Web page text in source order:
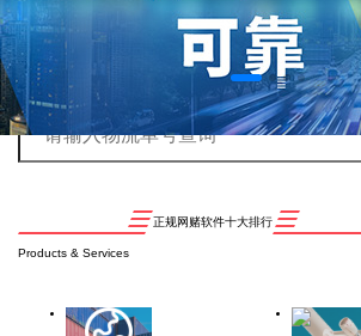
正规网赌软件十大排行
Products & Services